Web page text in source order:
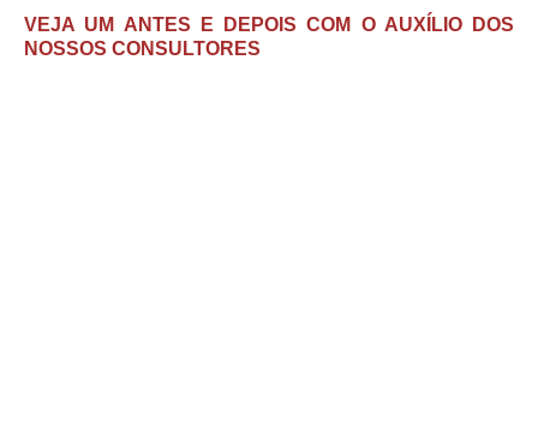
VEJA UM ANTES E DEPOIS COM O AUXÍLIO DOS
NOSSOS CONSULTORES